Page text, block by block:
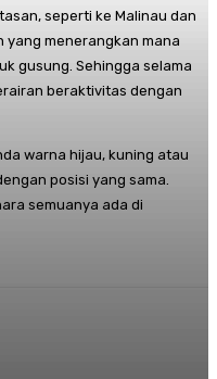
seperti ke Malinau dan
yang menerangkan mana
gusung. Sehingga selama
beraktivitas dengan
warna hijau, kuning atau
posisi yang sama.
semuanya ada di